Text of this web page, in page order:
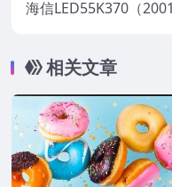
海信LED55K370（
相关文章